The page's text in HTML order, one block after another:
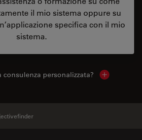
il mio sistema oppure su
specifica con il mio
sistema.
consulenza personalizzata? Show local